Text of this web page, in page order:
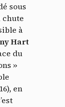
sous
chute
à
Hart
du
»
en